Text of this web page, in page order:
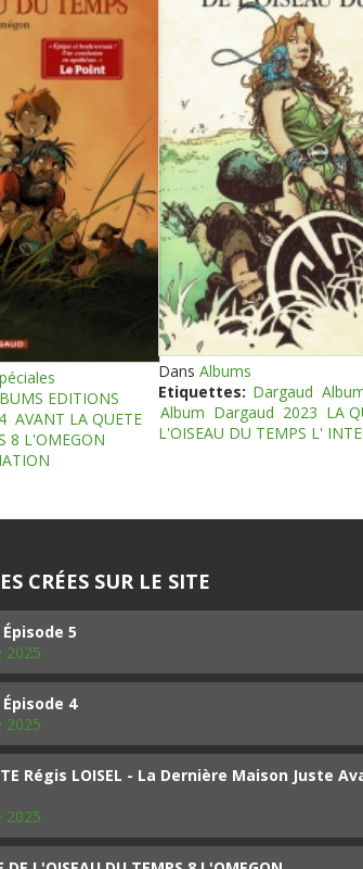
EDITIONS
AVANT LA QUETE
8 L'OMEGON
Dans Albums
Etiquettes: Dargaud
Album Dargaud 2023 LA
L'OISEAU DU TEMPS L'
CRÉES SUR LE SITE
5
2025
4
2025
Régis LOISEL - La Dernière Maison Juste
2025